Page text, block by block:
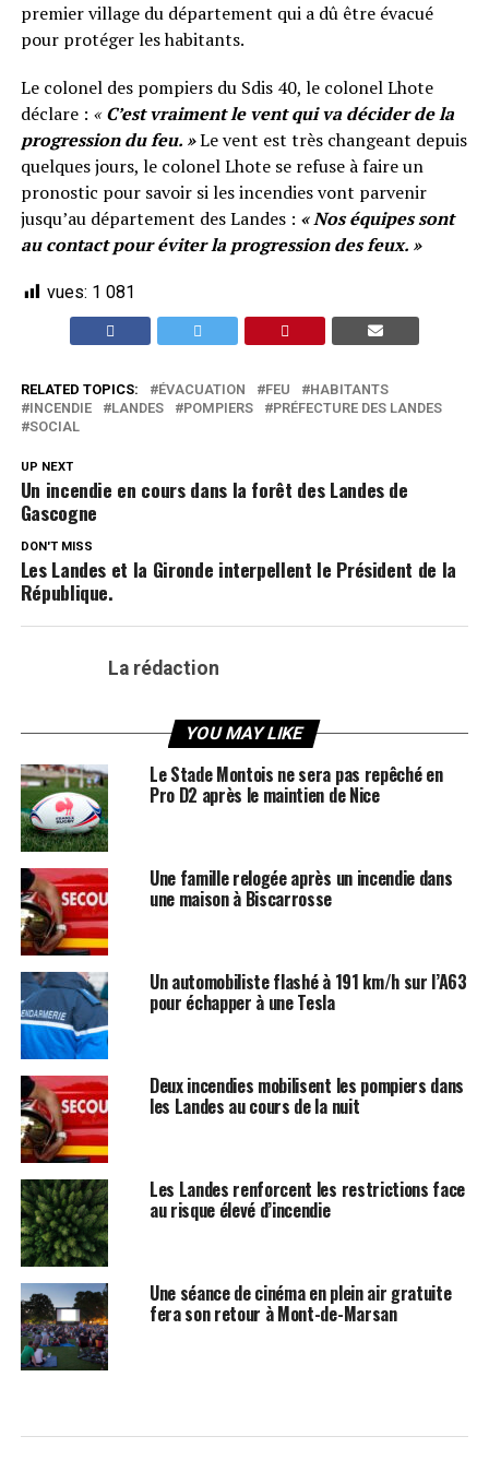
premier village du département qui a dû être évacué
pour protéger les habitants.
Le colonel des pompiers du Sdis 40, le colonel Lhote
déclare : «C’est vraiment le vent qui va décider de la
progression du feu. »Le vent est très changeant depuis
quelques jours, le colonel Lhote se refuse à faire un
pronostic pour savoir si les incendies vont parvenir
jusqu’au département des Landes : « Nos équipes sont
au contact pour éviter la progression des feux. »
vues: 1 081
RELATED TOPICS: ÉVACUATION FEU
HABITANTS
INCENDIE
LANDES POMPIERS
PRÉFECTURE DES LANDES
SOCIAL
UP NEXT
Un incendie en cours dans la forêt des Landes de
Gascogne
DON'T MISS
Les Landes et la Gironde interpellent le Président de la
République.
La rédaction
YOU MAY LIKE
Le Stade Montois ne sera pas repêché en
Pro D2 après le maintien de Nice
Une famille relogée après un incendie dans
une maison à Biscarrosse
Un automobiliste flashé à 191 km/h sur l’A63
pour échapper à une Tesla
Deux incendies mobilisent les pompiers dans
les Landes au cours de la nuit
Les Landes renforcent les restrictions face
au risque élevé d’incendie
Une séance de cinéma en plein air gratuite
fera son retour à Mont-de-Marsan